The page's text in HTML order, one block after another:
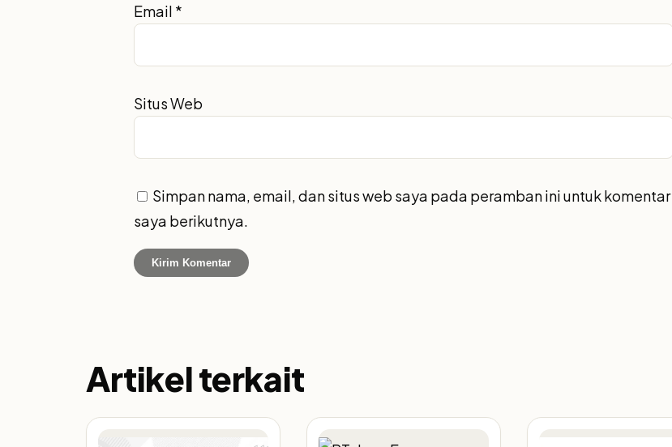
Email *
Situs Web
Simpan nama, email, dan situs web saya pada peramban ini untuk komentar
saya berikutnya.
Artikel terkait